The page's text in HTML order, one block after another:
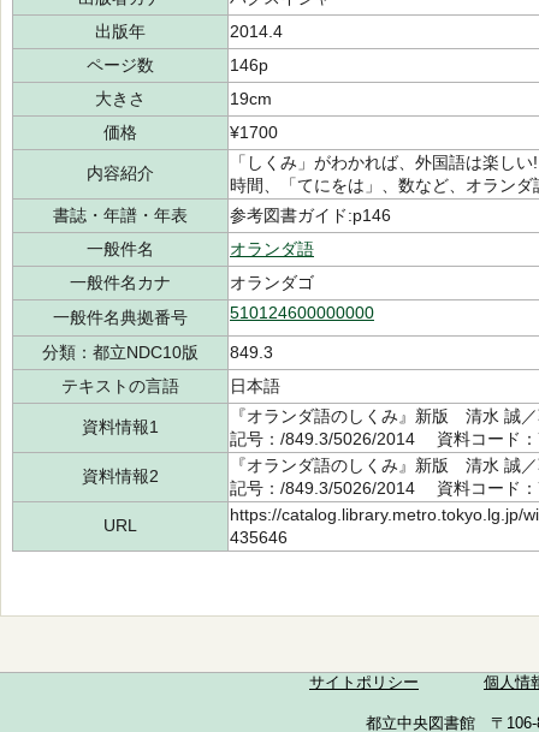
出版年
2014.4
ページ数
146p
大きさ
19cm
価格
¥1700
内容紹介
「しくみ」がわかれば、外国語は楽し
時間、「てにをは」、数など、オラン
書誌・年譜・年表
参考図書ガイド:p146
一般件名
オランダ語
一般件名カナ
オランダゴ
一般件名典拠番号
510124600000000
分類：都立NDC10版
849.3
テキストの言語
日本語
資料情報1
『オランダ語のしくみ』新版 清水
記号：/849.3/5026/2014 資料コード
資料情報2
『オランダ語のしくみ』新版 清水
記号：/849.3/5026/2014 資料コード
URL
https://catalog.library.metro.tokyo.lg.jp/
435646
サイトポリシー 個人情
都立中央図書館 〒